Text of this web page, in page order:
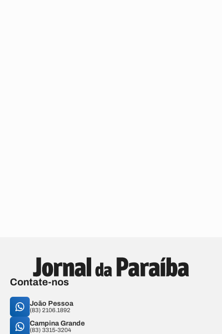
Contate-nos
João Pessoa
(83) 2106.1892
Campina Grande
(83) 3315-3204